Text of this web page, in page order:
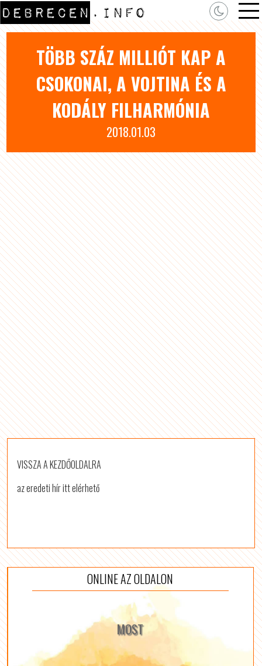
TÖBB SZÁZ MILLIÓT KAP A
CSOKONAI, A VOJTINA ÉS A
KODÁLY FILHARMÓNIA
2018.01.03
VISSZA A KEZDŐOLDALRA
az eredeti hír itt elérhető
ONLINE AZ OLDALON
MOST